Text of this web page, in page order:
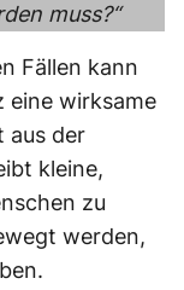
muss?“
Fällen kann
eine wirksame
aus der
kleine,
zu
werden,